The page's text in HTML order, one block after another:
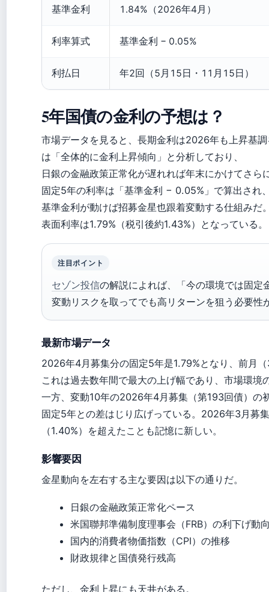
基準金利 1.84%（2026年4月）
利率算式 基準金利 − 0.05%
利払日 年2回（5月15日・11月15日）
5年国債の金利の予想は？
市場データを見ると、長期金利は2026年も上昇基
は「全体的に金利上昇傾向」と分析しており、
日銀の金融政策正常化が遅れれば年末にかけてさら
固定5年の利率は「基準金利 − 0.05%」で算出され
基準金利が動けば招募金星也跟着変動する仕組み
表面利率は1.79%（税引後約1.43%）となっている。
注目ポイント
セゾン投信の解説によれば、「今の環境では固定
変動リスクを取ってでも高リターンを狙う必要性
最新市場データ
2026年4月募集分の固定5年是1.79%となり、前月
これは過去数年間で最大の上げ幅であり、市場環境
一方、変動10年の2026年4月募集（第193回債）の
固定5年との差はじり広げっている。2026年3月募
（1.40%）を超えたことも記憶に新しい。
影響要因
金星動向を左右する主な要因は以下の通りだ。
日銀の金融政策正常化ペース
米国聯邦準備制度理事会（FRB）の利下げ動
国内的消費者物価指数（CPI）の推移
財政規律と国債発行残高
ただし、金利上昇にも天井がある。